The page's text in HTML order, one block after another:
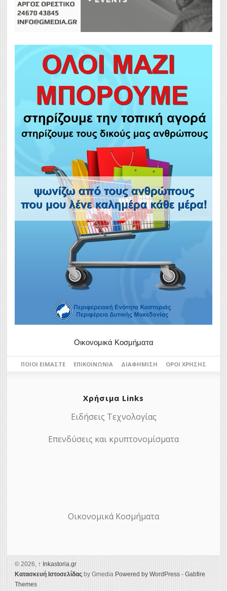
Οικονομικά Κοσμήματα
ΠΟΙΟΙ ΕΊΜΑΣΤΕ ΕΠΙΚΟΙΝΩΝΊΑ ΔΙΑΦΉΜΙΣΗ ΌΡΟΙ ΧΡΉΣΗΣ
Χρήσιμα Links
Ειδήσεις Τεχνολογίας
Επενδύσεις και κρυπτονομίσματα
Οικονομικά Κοσμήματα
© 2026, ↑ Ιnkastoria.gr
Κατασκευή Ιστοσελίδας by Gmedia Powered by WordPress - Gabfire
Themes